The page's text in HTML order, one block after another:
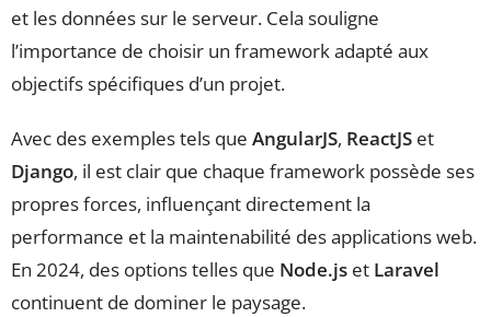
et les données sur le serveur. Cela souligne
l’importance de choisir un framework adapté aux
objectifs spécifiques d’un projet.
Avec des exemples tels que AngularJS, ReactJS et
Django, il est clair que chaque framework possède ses
propres forces, influençant directement la
performance et la maintenabilité des applications web.
En 2024, des options telles que Node.js et Laravel
continuent de dominer le paysage.